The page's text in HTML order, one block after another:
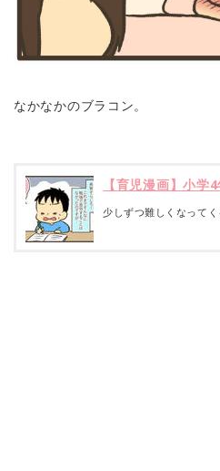
なかなかのブラコン。
【育児漫画】小
少しずつ難しくなってく